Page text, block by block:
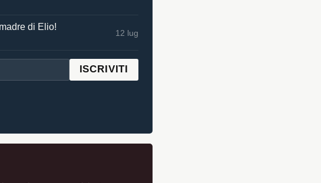
di Elio!
12 lug
ISCRIVITI